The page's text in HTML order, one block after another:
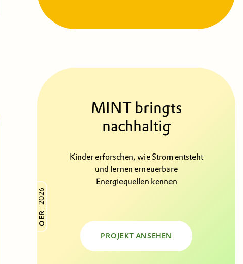
OER
2026
MINT bringts
nachhaltig
Kinder erforschen, wie Strom entsteht
und lernen erneuerbare
Energiequellen kennen
PROJEKT ANSEHEN